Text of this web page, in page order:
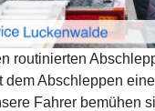
routinierten
dem Abschleppen
Fahrer bemühen